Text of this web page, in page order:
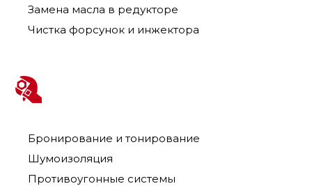
Замена масла в редукторе
Чистка форсунок и инжектора
Бронирование и тонирование
Шумоизоляция
Противоугонные системы